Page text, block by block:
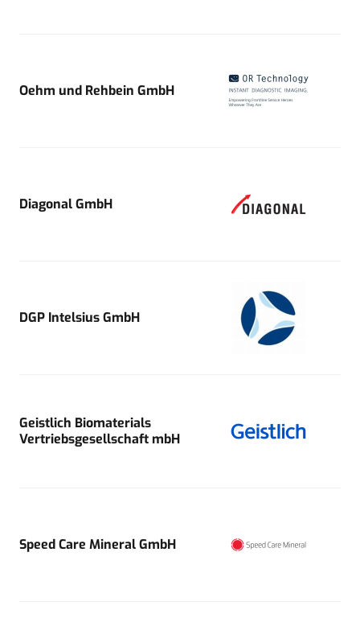
Oehm und Rehbein GmbH
Diagonal GmbH
DGP Intelsius GmbH
Geistlich Biomaterials
Vertriebsgesellschaft mbH
Speed Care Mineral GmbH